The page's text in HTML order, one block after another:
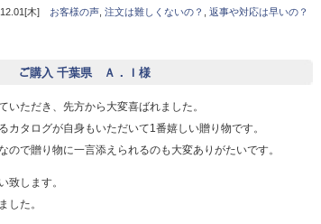
木] お客様の声, 注文は難しくないの？ 返事や対応は早いの？
ご購入 千葉県 Ａ．Ｉ様
ただき、先方から大変喜ばれました。
タログが自身もいただいて1番嬉しい贈り物です。
で贈り物に一言添えられるのも大変ありがたいです。
致します。
した。